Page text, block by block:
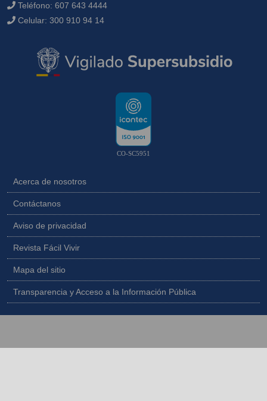
Teléfono: 607 643 4444
Celular: 300 910 94 14
CO-SC5951
Acerca de nosotros
Contáctanos
Aviso de privacidad
Revista Fácil Vivir
Mapa del sitio
Transparencia y Acceso a la Información Pública